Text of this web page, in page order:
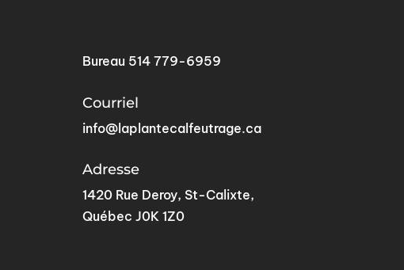
Bureau 514 779-6959
Courriel
info@laplantecalfeutrage.ca
Adresse
1420 Rue Deroy, St-Calixte,
Québec J0K 1Z0